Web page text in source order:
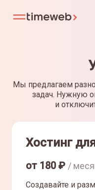
Мы предлагаем
задач. Нужную
и
Хостинг
от 180₽ /
Создавайте и